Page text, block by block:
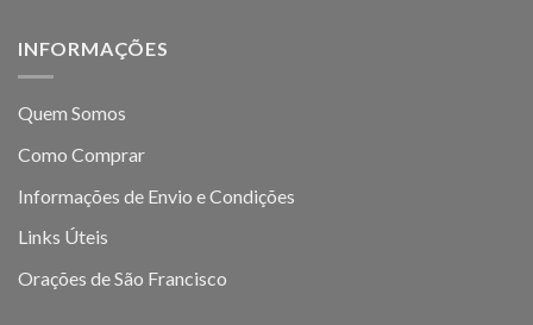
INFORMAÇÕES
Quem Somos
Como Comprar
Informações de Envio e Condições
Links Úteis
Orações de São Francisco